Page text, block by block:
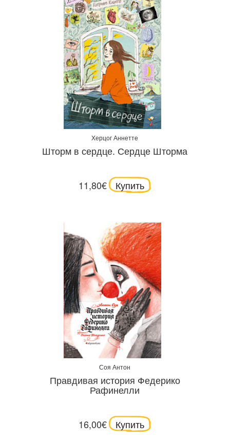
Херцог Аннетте
Шторм в сердце. Сердце Шторма
11,80€ Купить
Соя Антон
Правдивая история Федерико
Рафинелли
16,00€ Купить